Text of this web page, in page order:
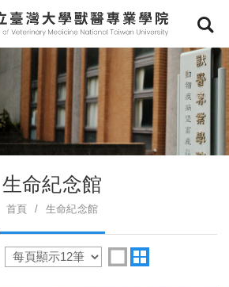
生命紀念館
首頁 生命紀念館